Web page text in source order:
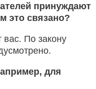
принуждают
это связано?
По закону
для